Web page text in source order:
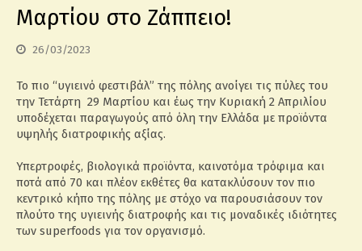
Μαρτίου στο Ζάππειο!
26/03/2023
Το πιο “υγιεινό φεστιβάλ” της πόλης ανοίγει τις πύλες του
την Τετάρτη 29 Μαρτίου και έως την Κυριακή 2 Απριλίου
υποδέχεται παραγωγούς από όλη την Ελλάδα με προϊόντα
υψηλής διατροφικής αξίας.
Υπερτροφές, βιολογικά προϊόντα, καινοτόμα τρόφιμα και
ποτά από 70 και πλέον εκθέτες θα κατακλύσουν τον πιο
κεντρικό κήπο της πόλης με στόχο να παρουσιάσουν τον
πλούτο της υγιεινής διατροφής και τις μοναδικές ιδιότητες
των superfoods για τον οργανισμό.